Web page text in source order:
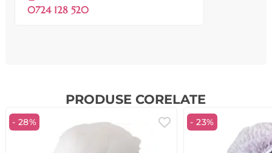
0724 128 520
PRODUSE CORELATE
- 28% - 23%